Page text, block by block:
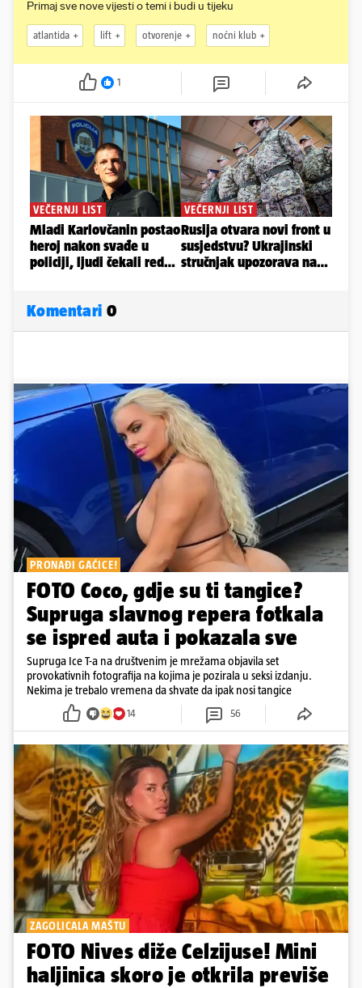
Primaj sve nove vijesti o temi i budi u tijeku
atlantida lift otvorenje noćni klub
1
Komentari 0
PRONAĐI GAĆICE!
FOTO Coco, gdje su ti tangice?
Supruga slavnog repera fotkala
se ispred auta i pokazala sve
Supruga Ice T-a na društvenim je mrežama objavila set
provokativnih fotografija na kojima je pozirala u seksi izdanju.
Nekima je trebalo vremena da shvate da ipak nosi tangice
14 56
ZAGOLICALA MAŠTU
FOTO Nives diže Celzijuse! Mini
haljinica skoro je otkrila previše